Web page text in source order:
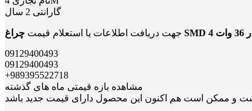
گارانتی 2 سال
جهت دریافت اطلاعات یا استعلام قیمت
09129400493
09129400493
+989395522718
مشاهده بازه قیمتی ماه های گذشته